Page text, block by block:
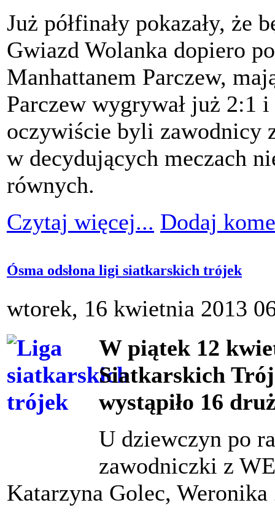
Już półfinały pokazały, że
Gwiazd Wolanka dopiero
Manhattanem Parczew,
Parczew wygrywał już 2:1
oczywiście byli zawodnicy
w decydujących meczach
równych.
Czytaj więcej... Dodaj
Ósma odsłona ligi siatkarskich trójek
wtorek, 16 kwietnia 2013
W piątek 12
Siatkarskich
wystąpiło 16
U dziewczyn po
zawodniczki z
Katarzyna Golec,